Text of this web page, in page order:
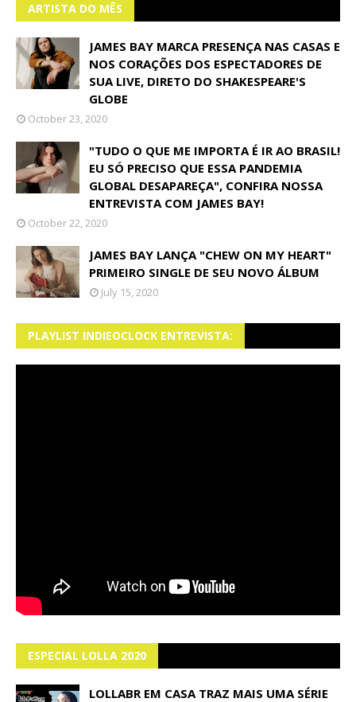
ARTISTA DO MÊS
JAMES BAY MARCA PRESENÇA NAS CASAS E
NOS CORAÇÕES DOS ESPECTADORES DE
SUA LIVE, DIRETO DO SHAKESPEARE'S
GLOBE
October 23, 2020
"TUDO O QUE ME IMPORTA É IR AO BRASIL!
EU SÓ PRECISO QUE ESSA PANDEMIA
GLOBAL DESAPAREÇA", CONFIRA NOSSA
ENTREVISTA COM JAMES BAY!
October 22, 2020
JAMES BAY LANÇA "CHEW ON MY HEART"
PRIMEIRO SINGLE DE SEU NOVO ÁLBUM
July 15, 2020
PLAYLIST INDIEOCLOCK ENTREVISTA:
ESPECIAL LOLLA 2020
LOLLABR EM CASA TRAZ MAIS UMA SÉRIE